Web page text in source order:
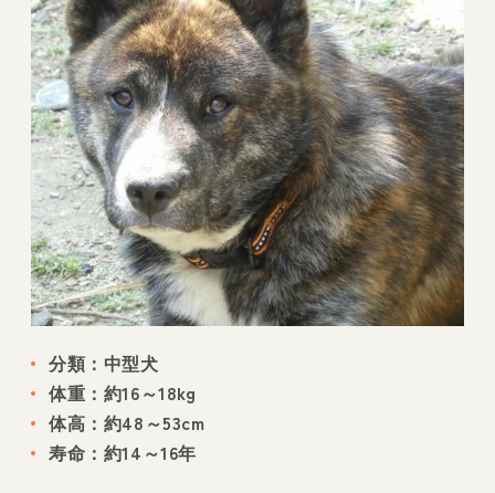
分類：中型犬
体重：約16～18kg
体高：約48～53cm
寿命：約14～16年